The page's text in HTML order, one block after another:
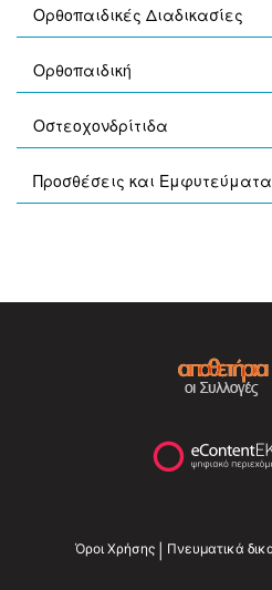
Ορθοπαιδικές Διαδικασίες
Ορθοπαιδική
Οστεοχονδρίτιδα
Προσθέσεις και Εμφυτεύματα